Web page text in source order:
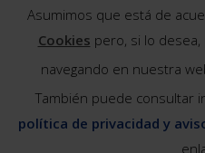
© 2019 Exeltainer /
Barraquete diseño y
Asumimos que está de
Cookies pero, si lo
navegando en nuestra
También puede consultar
política de privacidad y